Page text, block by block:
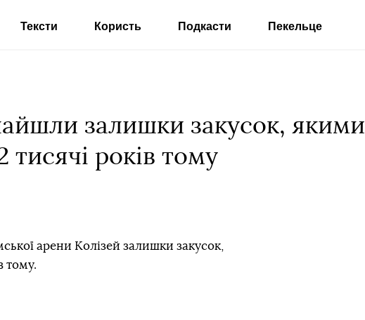
Тексти Користь Подкасти Пекельце
залишки закусок, якими
років тому
арени Колізей залишки закусок,
тому.